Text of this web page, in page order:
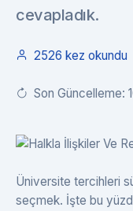
cevapladık.
2526 kez okundu
Son Güncelleme:
Üniversite tercihleri
seçmek. İşte bu